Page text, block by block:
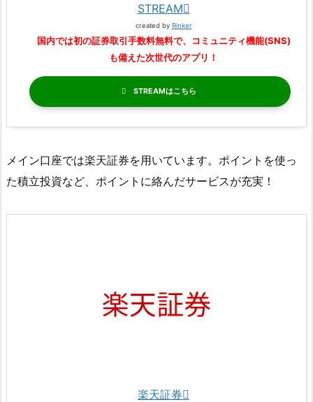
STREAM
created by Rinker
国内では初の証券取引手数料無料で、コミュニティ機能(SNS)
も備えた次世代のアプリ！
STREAM
メイン口座では楽天証券を用いています。ポイントを使っ
た積立投資など、ポイントに絡んだサービスが充実！
楽天証券